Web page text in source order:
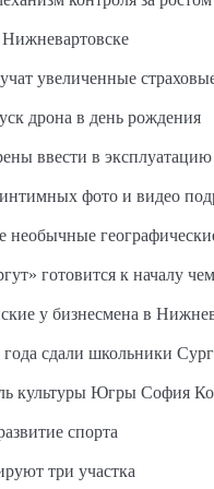
Нижневартовске
увеличенные
дрона в день рождения
ввести в
фото и видео
готовится к началу
у бизнесмена в
сдали школьники
культуры Югры София
спорта
три участка